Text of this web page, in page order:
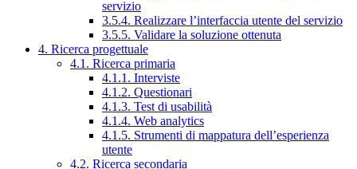
servizio
3.5.4. Realizzare l’interfaccia utente del servizio
3.5.5. Validare la soluzione ottenuta
4. Ricerca progettuale
4.1. Ricerca primaria
4.1.1. Interviste
4.1.2. Questionari
4.1.3. Test di usabilità
4.1.4. Web analytics
4.1.5. Strumenti di mappatura dell’esperienza
utente
4.2. Ricerca secondaria